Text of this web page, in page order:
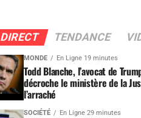
DIRECT TENDANCE
MONDE En Ligne 19 minutes
Todd Blanche, l’avocat de
décroche le ministère de la
l’arraché
SOCIÉTÉ En Ligne 29 minutes